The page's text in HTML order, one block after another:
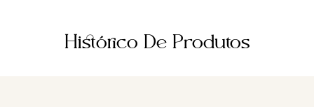
Histórico De Produtos